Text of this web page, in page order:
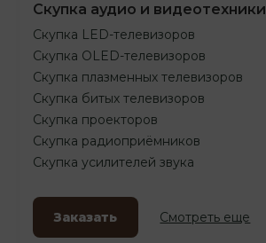
Скупка аудио и видеотехники
Скупка LED-телевизоров
Скупка OLED-телевизоров
Скупка плазменных телевизоров
Скупка битых телевизоров
Скупка проекторов
Скупка радиоприёмников
Скупка усилителей звука
Заказать Смотреть еще